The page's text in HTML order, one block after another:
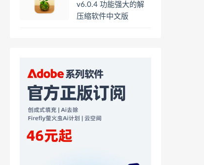
v6.0.4 功能强大的解
压缩软件中文版